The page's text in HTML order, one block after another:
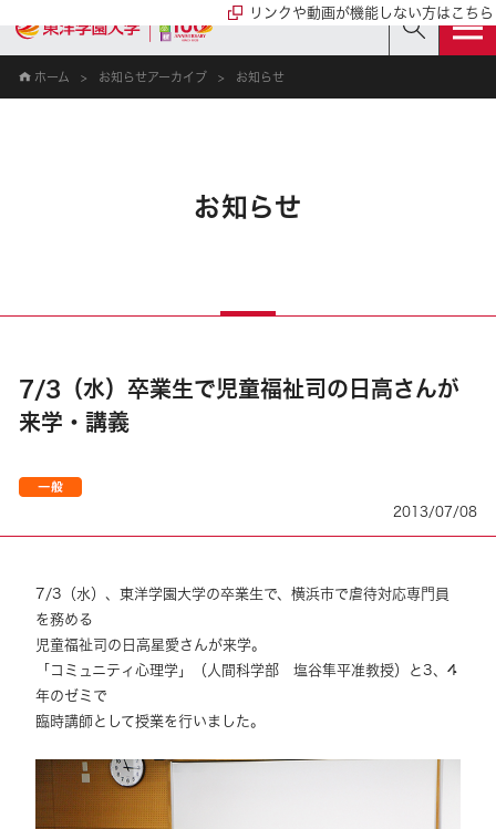
ホーム お知らせアーカイブ お知らせ
お知らせ
7/3（水）卒業生で児童福祉司の日高さんが
来学・講義
2013/07/08
リンクや動画が機能しない方はこちら
7/3（水）、東洋学園大学の卒業生で、横浜市で虐待対応専門員
を務める
児童福祉司の日高星愛さんが来学。
「コミュニティ心理学」（人間科学部 塩谷隼平准教授）と3、4
年のゼミで
臨時講師として授業を行いました。